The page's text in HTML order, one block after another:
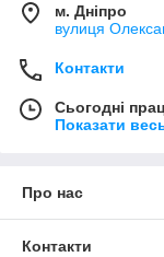
м. Дніпро
вулиця
Контакти
Сьогодні
Показати
Про нас
Контакти